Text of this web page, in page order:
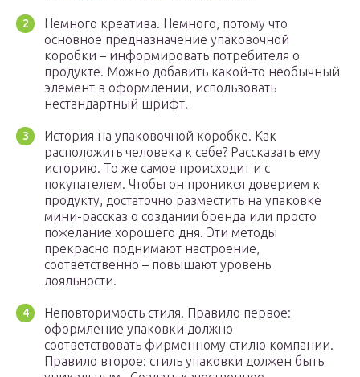
Немного креатива. Немного, потому что
основное предназначение упаковочной
коробки – информировать потребителя о
продукте. Можно добавить какой-то необычный
элемент в оформлении, использовать
нестандартный шрифт.
История на упаковочной коробке. Как
расположить человека к себе? Рассказать ему
историю. То же самое происходит и с
покупателем. Чтобы он проникся доверием к
продукту, достаточно разместить на упаковке
мини-рассказ о создании бренда или просто
пожелание хорошего дня. Эти методы
прекрасно поднимают настроение,
соответственно – повышают уровень
лояльности.
Неповторимость стиля. Правило первое:
оформление упаковки должно
соответствовать фирменному стилю компании.
Правило второе: стиль упаковки должен быть